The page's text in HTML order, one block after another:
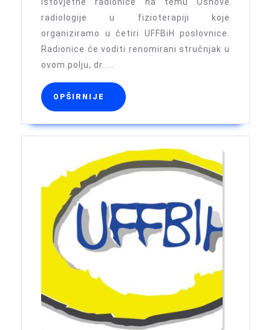
radiologije
fizioterapiji
istovjetne radionice na temu Osnove
radiologije u fizioterapiji koje
organiziramo u četiri UFFBiH poslovnice.
Radionice će voditi renomirani stručnjak u
ovom polju, dr. ...
OPŠIRNIJE OPŠIRNIJE